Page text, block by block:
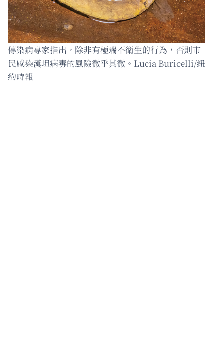
傳染病專家指出，除非有極端不衛生的行為，否則市
民感染漢坦病毒的風險微乎其微。Lucia Buricelli/紐
約時報